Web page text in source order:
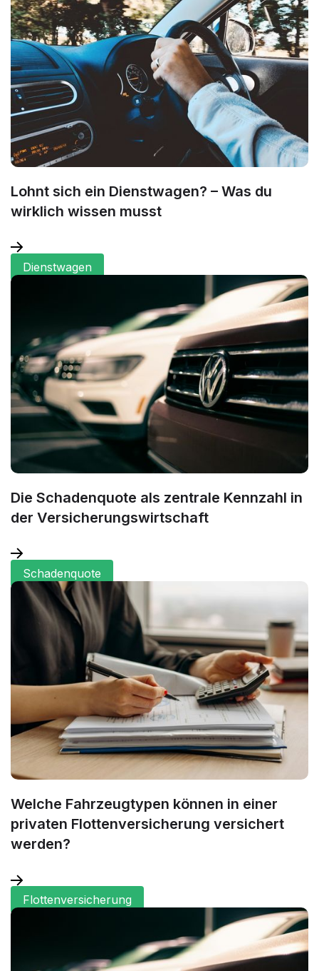
Lohnt sich ein Dienstwagen? – Was du
wirklich wissen musst
Dienstwagen
Die Schadenquote als zentrale Kennzahl in
der Versicherungswirtschaft
Schadenquote
Welche Fahrzeugtypen können in einer
privaten Flottenversicherung versichert
werden?
Flottenversicherung